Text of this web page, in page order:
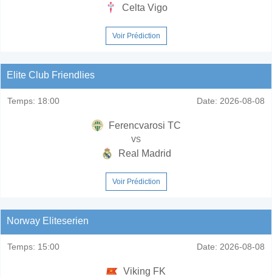
Celta Vigo
Voir Prédiction
Elite Club Friendlies
Temps: 18:00 Date: 2026-08-08
Ferencvarosi TC
vs
Real Madrid
Voir Prédiction
Norway Eliteserien
Temps: 15:00 Date: 2026-08-08
Viking FK